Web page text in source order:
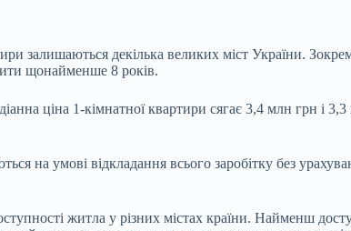
залишаються декілька великих міст України.
щонайменше 8 років.
ціна 1-кімнатної квартири сягає 3,4 млн грн і
на умові відкладання всього заробітку без
житла у різних містах країни. Найменш